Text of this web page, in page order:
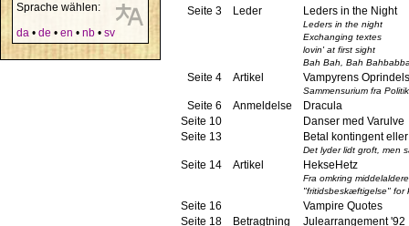
Sprache wählen:
da • de • en • nb • sv
Seite 3 Leder Leders in the Night
Leders in the night
Exchanging textes
lovin' at first sight
Bah Bah, Bah
Seite 4 Artikel Vampyrens
Sammensurium fra
Seite 6 Anmeldelse
Dracula
Seite 10
Danser med Varulve
Seite 13
Betal kontingent
Det lyder lidt groft, men
Seite 14 Artikel HekseHetz
Fra omkring
"fritidsbeskæftigelse" for
Seite 16
Vampire Quotes
Seite 18
Betragtning Julearrangement '92